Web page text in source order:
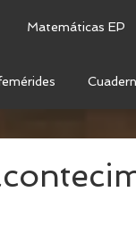
Matemáticas EP
SUS